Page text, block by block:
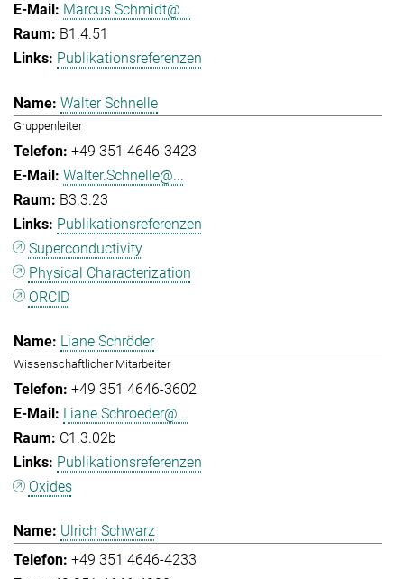
Marcus.Schmidt@...
B1.4.51
Publikationsreferenzen
Walter Schnelle
Gruppenleiter
+49 351 4646-3423
Walter.Schnelle@...
B3.3.23
Publikationsreferenzen
Superconductivity
Physical Characterization
ORCID
Liane Schröder
Wissenschaftlicher Mitarbeiter
+49 351 4646-3602
Liane.Schroeder@...
C1.3.02b
Publikationsreferenzen
Oxides
Ulrich Schwarz
+49 351 4646-4233